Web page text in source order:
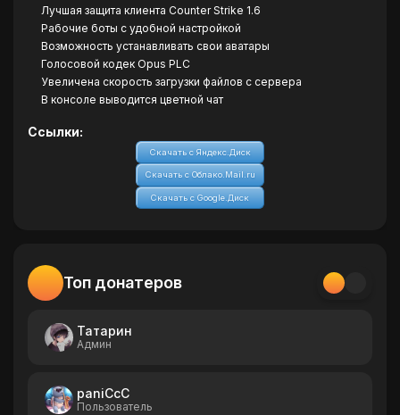
Лучшая защита клиента Counter Strike 1.6
Рабочие боты с удобной настройкой
Возможность устанавливать свои аватары
Голосовой кодек Opus PLC
Увеличена скорость загрузки файлов с сервера
В консоле выводится цветной чат
Ссылки:
Скачать с Яндекс.Диск
Скачать с Облако.Mail.ru
Скачать с Google.Диск
Топ донатеров
Татарин
Админ
paniCcC
Пользователь